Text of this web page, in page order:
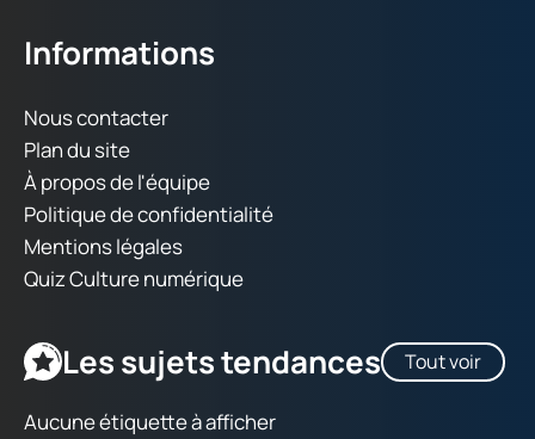
Informations
Nous contacter
Plan du site
À propos de l'équipe
Politique de confidentialité
Mentions légales
Quiz Culture numérique
Les sujets tendances Tout voir
Aucune étiquette à afficher